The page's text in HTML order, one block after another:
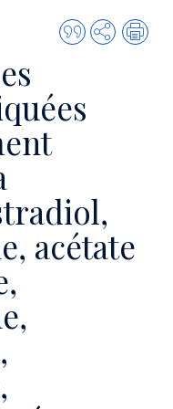
Citer
cette
Partager
acétate